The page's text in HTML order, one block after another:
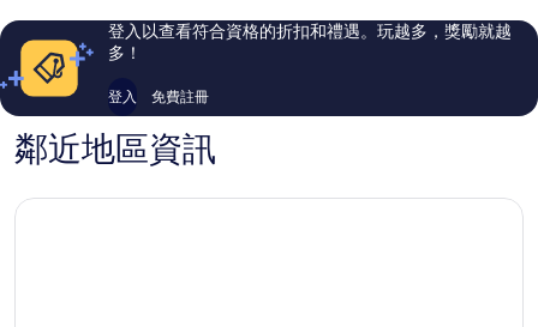
評
論
吉
爾
評
論
登入以查看符合資格的折扣和禮遇。玩越多，獎勵就越
多！
登入 免費註冊
鄰近地區資訊